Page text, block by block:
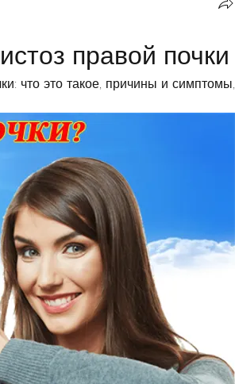
правой почки
что это такое, причины и симптомы,